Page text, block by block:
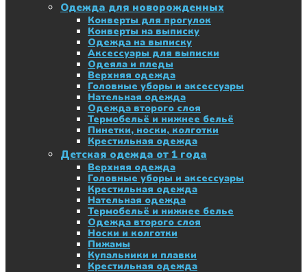
Одежда для новорожденных
Конверты для прогулок
Конверты на выписку
Одежда на выписку
Аксессуары для выписки
Одеяла и пледы
Верхняя одежда
Головные уборы и аксессуары
Нательная одежда
Одежда второго слоя
Термобельё и нижнее бельё
Пинетки, носки, колготки
Крестильная одежда
Детская одежда от 1 года
Верхняя одежда
Головные уборы и аксессуары
Крестильная одежда
Нательная одежда
Термобельё и нижнее белье
Одежда второго слоя
Носки и колготки
Пижамы
Купальники и плавки
Крестильная одежда